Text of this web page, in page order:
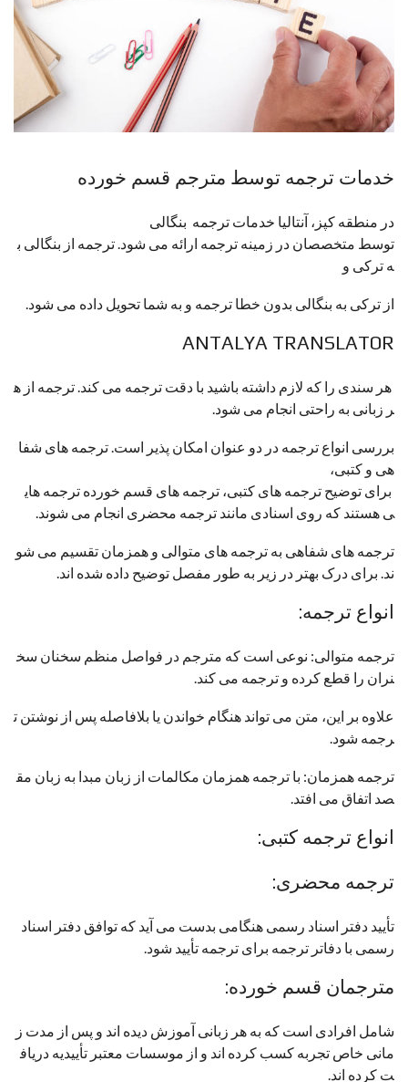
خدمات ترجمه توسط مترجم قسم خورده
در منطقه کپز، آنتالیا خدمات ترجمه بنگالی
توسط متخصصان در زمینه ترجمه ارائه می شود. ترجمه از بنگالی ب
ه ترکی و
از ترکی به بنگالی بدون خطا ترجمه و به شما تحویل داده می شود.
ANTALYA TRANSLATOR
هر سندی را که لازم داشته باشید با دقت ترجمه می کند. ترجمه از ه
ر زبانی به راحتی انجام می شود.
بررسی انواع ترجمه در دو عنوان امکان پذیر است. ترجمه های شفا
هی و کتبی،
برای توضیح ترجمه های کتبی، ترجمه های قسم خورده ترجمه های
ی هستند که روی اسنادی مانند ترجمه محضری انجام می شوند.
ترجمه های شفاهی به ترجمه های متوالی و همزمان تقسیم می شو
ند. برای درک بهتر در زیر به طور مفصل توضیح داده شده اند.
انواع ترجمه:
ترجمه متوالی: نوعی است که مترجم در فواصل منظم سخنان سخ
نران را قطع کرده و ترجمه می کند.
علاوه بر این، متن می تواند هنگام خواندن یا بلافاصله پس از نوشتن ت
رجمه شود.
ترجمه همزمان: با ترجمه همزمان مکالمات از زبان مبدا به زبان مق
صد اتفاق می افتد.
انواع ترجمه کتبی:
ترجمه محضری:
تأیید دفتر اسناد رسمی هنگامی بدست می آید که توافق دفتر اسناد
رسمی با دفاتر ترجمه برای ترجمه تأیید شود.
مترجمان قسم خورده:
شامل افرادی است که به هر زبانی آموزش دیده اند و پس از مدت ز
مانی خاص تجربه کسب کرده اند و از موسسات معتبر تأییدیه دریاف
ت کرده اند.